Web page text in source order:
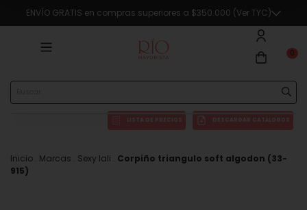
ENVÍO GRATIS en compras superiores a $350.000 (Ver TYC)
0
LISTA DE PRECIOS DESCARGAR CATÁLOGOS
Inicio . Marcas . Sexy lali . Corpiño triangulo soft algodon (33-
915)